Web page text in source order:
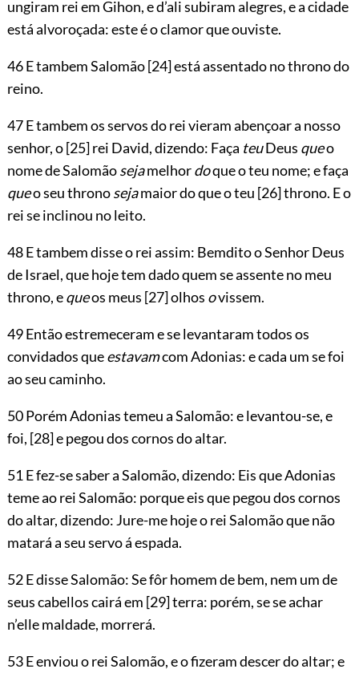
ungiram rei em Gihon, e d’ali subiram alegres, e a cidade
está alvoroçada: este é o clamor que ouviste.
46 E tambem Salomão[24]está assentado no throno do
reino.
47 E tambem os servos do rei vieram abençoar a nosso
senhor, o[25]rei David, dizendo: Faça teuDeus queo
nome de Salomãosejamelhordoque o teu nome; e faça
queo seu thronosejamaior do que o teu [26]throno. E o
rei se inclinou no leito.
48 E tambem disse o rei assim: Bemdito o Senhor Deus
de Israel, que hoje tem dado quem se assente no meu
throno, equeos meus [27]olhos ovissem.
49 Então estremeceram e se levantaram todos os
convidados queestavamcom Adonias: e cada um se foi
ao seu caminho.
50 Porém Adonias temeu a Salomão: e levantou-se, e
foi, [28]e pegou dos cornos do altar.
51 E fez-se saber a Salomão, dizendo: Eis que Adonias
teme ao rei Salomão: porque eis que pegou dos cornos
do altar, dizendo: Jure-me hoje o rei Salomão que não
matará a seu servo á espada.
52 E disse Salomão: Se fôr homem de bem, nem um de
seus cabellos cairá em [29]terra: porém, se se achar
n’elle maldade, morrerá.
53 E enviou o rei Salomão, e o fizeram descer do altar; e